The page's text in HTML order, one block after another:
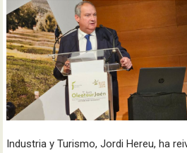
Industria y Turismo, Jordi Hereu, ha